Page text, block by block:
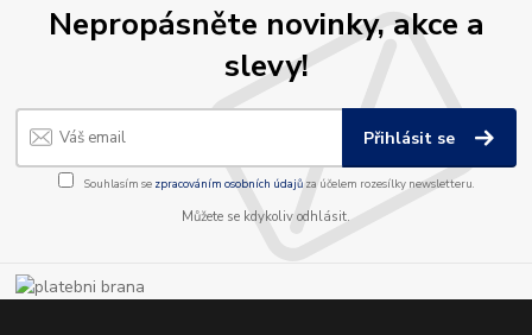
Nepropásněte novinky, akce a
slevy!
Přihlásit se
Souhlasím se zpracováním osobních údajůza účelem rozesílky newsletteru.
Můžete se kdykoliv odhlásit.